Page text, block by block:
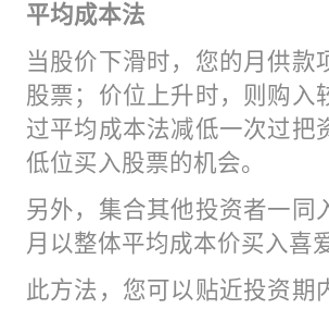
平均成本法
当股价下滑时，您的月供款
股票；价位上升时，则购入
过平均成本法减低一次过把
低位买入股票的机会。
另外，集合其他投资者一同
月以整体平均成本价买入喜
此方法，您可以贴近投资期